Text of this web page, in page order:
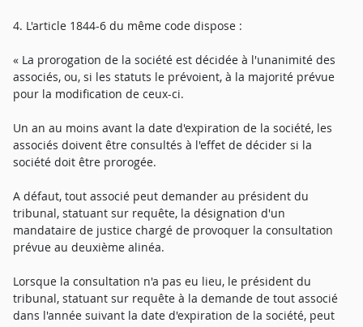
4. L'article 1844-6 du même code dispose :
« La prorogation de la société est décidée à l'unanimité des
associés, ou, si les statuts le prévoient, à la majorité prévue
pour la modification de ceux-ci.
Un an au moins avant la date d'expiration de la société, les
associés doivent être consultés à l'effet de décider si la
société doit être prorogée.
A défaut, tout associé peut demander au président du
tribunal, statuant sur requête, la désignation d'un
mandataire de justice chargé de provoquer la consultation
prévue au deuxième alinéa.
Lorsque la consultation n'a pas eu lieu, le président du
tribunal, statuant sur requête à la demande de tout associé
dans l'année suivant la date d'expiration de la société, peut